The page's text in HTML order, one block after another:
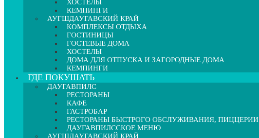
ХОСТЕЛЫ
КЕМПИНГИ
АУГШДАУГАВСКИЙ КРАЙ
КОМПЛЕКСЫ ОТДЫХА
ГОСТИНИЦЫ
ГОСТЕВЫЕ ДОМА
ХОСТЕЛЫ
ДОМА ДЛЯ ОТПУСКА И ЗАГОРОДНЫЕ ДОМА
КЕМПИНГИ
ГДЕ ПОКУШАТЬ
ДАУГАВПИЛС
РЕСТОРАНЫ
КАФЕ
ГАСТРОБАР
РЕСТОРАНЫ БЫСТРОГО ОБСЛУЖИВАНИЯ, ПИЦЦЕРИИ
ДАУГАВПИЛССКОЕ МЕНЮ
АУГШДАУГАВСКИЙ КРАЙ